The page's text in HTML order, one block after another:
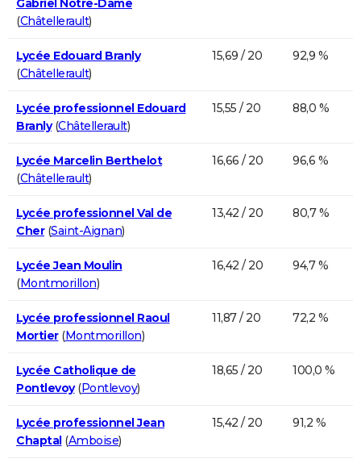
Gabriel Notre-Dame
(Châtellerault)
Lycée Edouard Branly
(Châtellerault)
15,69 / 20 92,9 %
Lycée professionnel Edouard
Branly(Châtellerault)
15,55 / 20 88,0 %
Lycée Marcelin Berthelot
(Châtellerault)
16,66 / 20 96,6 %
Lycée professionnel Val de
Cher(Saint-Aignan)
13,42 / 20 80,7 %
Lycée Jean Moulin
(Montmorillon)
16,42 / 20 94,7 %
Lycée professionnel Raoul
Mortier(Montmorillon)
11,87 / 20 72,2 %
Lycée Catholique de
Pontlevoy(Pontlevoy)
18,65 / 20 100,0 %
Lycée professionnel Jean
Chaptal(Amboise)
15,42 / 20 91,2 %